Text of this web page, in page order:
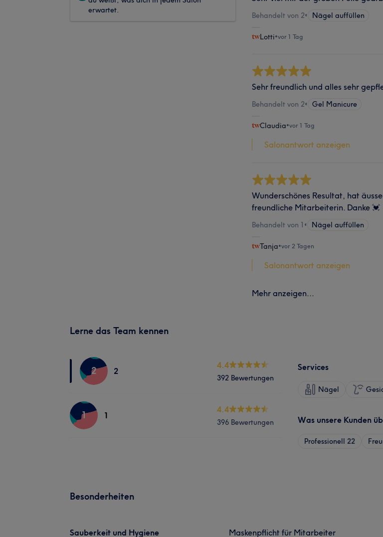
erwartet.
Behandelt von 2• Nägel auffüllen
Lotti•vor 1 Tag
Sehr freundlich und alles sehr
Behandelt von 2• Gel Manicure
Claudia•vor 1 Tag
Salonantwort anzeigen
Wunderschönes Resultat, hat
freundliche Mitarbeiterin. Danke 💓
Behandelt von 1 • Nägel auffüllen
Tanja•vor 2 Tagen
Salonantwort anzeigen
Mehr anzeigen...
Lerne das Team kennen
2 2
4.4
392 Bewertungen
1 1
4.4
396 Bewertungen
Services
Nägel
Was unsere Kunden
Professionell 22
Besonderheiten
Sauberkeit und Hygiene Maskenpflicht für Mitarbeiter